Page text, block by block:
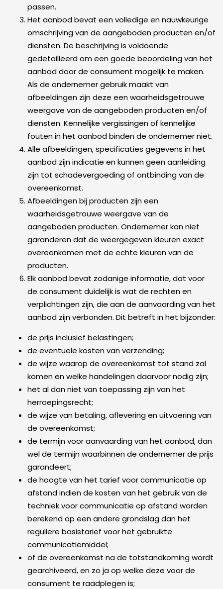
passen.
Het aanbod bevat een volledige en nauwkeurige
omschrijving van de aangeboden producten en/of
diensten. De beschrijving is voldoende
gedetailleerd om een goede beoordeling van het
aanbod door de consument mogelijk te maken.
Als de ondernemer gebruik maakt van
afbeeldingen zijn deze een waarheidsgetrouwe
weergave van de aangeboden producten en/of
diensten. Kennelijke vergissingen of kennelijke
fouten in het aanbod binden de ondernemer niet.
Alle afbeeldingen, specificaties gegevens in het
aanbod zijn indicatie en kunnen geen aanleiding
zijn tot schadevergoeding of ontbinding van de
overeenkomst.
Afbeeldingen bij producten zijn een
waarheidsgetrouwe weergave van de
aangeboden producten. Ondernemer kan niet
garanderen dat de weergegeven kleuren exact
overeenkomen met de echte kleuren van de
producten.
Elk aanbod bevat zodanige informatie, dat voor
de consument duidelijk is wat de rechten en
verplichtingen zijn, die aan de aanvaarding van het
aanbod zijn verbonden. Dit betreft in het bijzonder:
de prijs inclusief belastingen;
de eventuele kosten van verzending;
de wijze waarop de overeenkomst tot stand zal
komen en welke handelingen daarvoor nodig zijn;
het al dan niet van toepassing zijn van het
herroepingsrecht;
de wijze van betaling, aflevering en uitvoering van
de overeenkomst;
de termijn voor aanvaarding van het aanbod, dan
wel de termijn waarbinnen de ondernemer de prijs
garandeert;
de hoogte van het tarief voor communicatie op
afstand indien de kosten van het gebruik van de
techniek voor communicatie op afstand worden
berekend op een andere grondslag dan het
reguliere basistarief voor het gebruikte
communicatiemiddel;
of de overeenkomst na de totstandkoming wordt
gearchiveerd, en zo ja op welke deze voor de
consument te raadplegen is;